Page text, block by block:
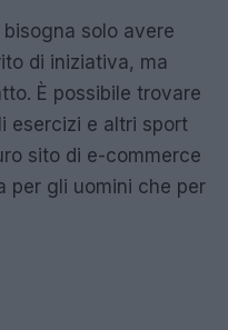
solo avere
di iniziativa, ma
È possibile trovare
esercizi e altri sport
sito di e-commerce
per gli uomini che per